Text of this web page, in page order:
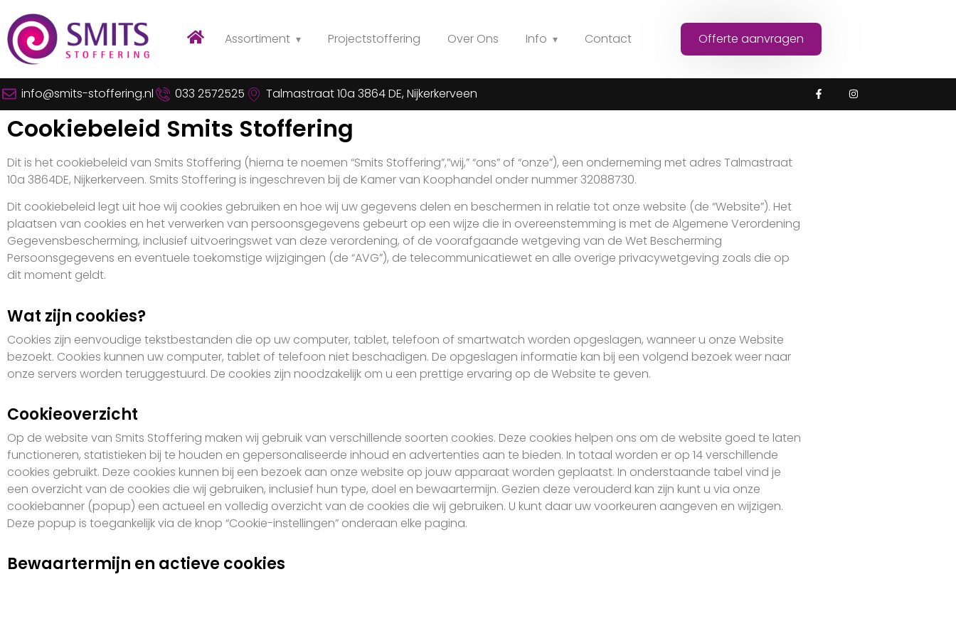
Assortiment Projectstoffering Over Ons Info Contact Offerte aanvragen
info@smits-stoffering.nl 033 2572525 Talmastraat 10a 3864 DE, Nijkerkerveen
Cookiebeleid Smits Stoffering
Dit is het cookiebeleid van Smits Stoffering (hierna te noemen “Smits Stoffering”,”wij,” “ons” of “onze”), een onderneming met adres Talmastraat
10a 3864DE, Nijkerkerveen. Smits Stoffering is ingeschreven bij de Kamer van Koophandel onder nummer 32088730.
Dit cookiebeleid legt uit hoe wij cookies gebruiken en hoe wij uw gegevens delen en beschermen in relatie tot onze website (de “Website”). Het
plaatsen van cookies en het verwerken van persoonsgegevens gebeurt op een wijze die in overeenstemming is met de Algemene Verordening
Gegevensbescherming, inclusief uitvoeringswet van deze verordening, of de voorafgaande wetgeving van de Wet Bescherming
Persoonsgegevens en eventuele toekomstige wijzigingen (de “AVG”), de telecommunicatiewet en alle overige privacywetgeving zoals die op
dit moment geldt.
Wat zijn cookies?
Cookies zijn eenvoudige tekstbestanden die op uw computer, tablet, telefoon of smartwatch worden opgeslagen, wanneer u onze Website
bezoekt. Cookies kunnen uw computer, tablet of telefoon niet beschadigen. De opgeslagen informatie kan bij een volgend bezoek weer naar
onze servers worden teruggestuurd. De cookies zijn noodzakelijk om u een prettige ervaring op de Website te geven.
Cookieoverzicht
Op de website van Smits Stoffering maken wij gebruik van verschillende soorten cookies. Deze cookies helpen ons om de website goed te laten
functioneren, statistieken bij te houden en gepersonaliseerde inhoud en advertenties aan te bieden. In totaal worden er op 14 verschillende
cookies gebruikt. Deze cookies kunnen bij een bezoek aan onze website op jouw apparaat worden geplaatst. In onderstaande tabel vind je
een overzicht van de cookies die wij gebruiken, inclusief hun type, doel en bewaartermijn. Gezien deze verouderd kan zijn kunt u via onze
cookiebanner (popup) een actueel en volledig overzicht van de cookies die wij gebruiken. U kunt daar uw voorkeuren aangeven en wijzigen.
Deze popup is toegankelijk via de knop “Cookie-instellingen” onderaan elke pagina.
Bewaartermijn en actieve cookies